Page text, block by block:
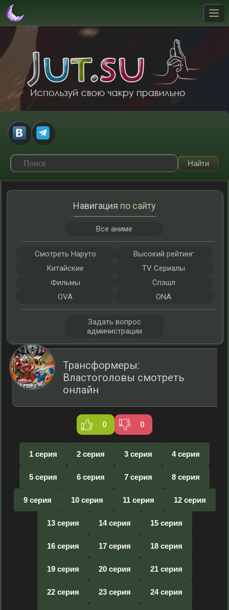
Трансформеры:
Властоголовы смотреть
онлайн
0 0
1 серия 2 серия 3 серия 4 серия
5 серия 6 серия 7 серия 8 серия
9 серия 10 серия 11 серия 12 серия
13 серия 14 серия 15 серия
16 серия 17 серия 18 серия
19 серия 20 серия 21 серия
22 серия 23 серия 24 серия
Навигация по сайту
Все аниме
Смотреть Наруто
Высокий рейтинг
Китайские
TV Сериалы
Фильмы
Спэшл
OVA
ONA
Задать вопрос
администрации